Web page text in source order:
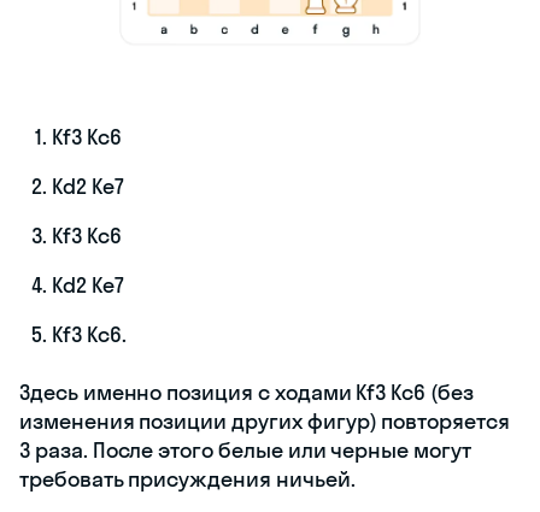
Kf3 Kc6
Kd2 Ke7
Kf3 Kc6
Kd2 Ke7
Kf3 Kc6.
Здесь именно позиция с ходами Kf3 Kc6 (без
изменения позиции других фигур) повторяется
3 раза. После этого белые или черные могут
требовать присуждения ничьей.